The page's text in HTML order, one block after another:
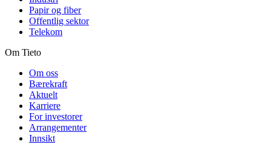
Papir og fiber
Offentlig sektor
Telekom
Om Tieto
Om oss
Bærekraft
Aktuelt
Karriere
For investorer
Arrangementer
Innsikt